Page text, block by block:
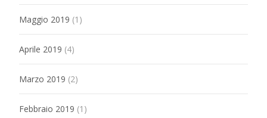
Maggio 2019 (1)
Aprile 2019 (4)
Marzo 2019 (2)
Febbraio 2019 (1)